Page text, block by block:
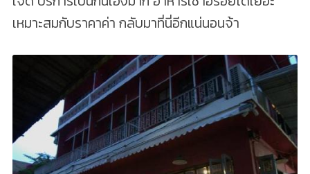
เหมาะสมกับราคาค่า กลับมาที่นี่อีกแน่นอนจ้า